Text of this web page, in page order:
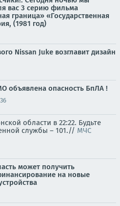
вас 3 серию фильма
граница» «Государственная
(1981 год)
Nissan Juke возглавит дизайн
объявлена опасность БпЛА !
области в 22:22. Будьте
службы – 101.// МЧС
может получить
на новые